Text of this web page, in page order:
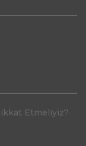
Etmeliyiz?